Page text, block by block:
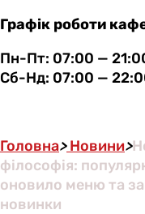
Графік роботи
Пн-Пт: 07:00 —
Сб-Нд: 07:00 —
Головна>Новини>
філософія:
оновило меню та
новинки